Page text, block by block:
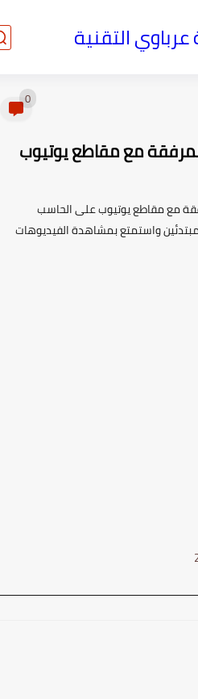
التقنية
مع مقاطع يوتيوب
مقاطع يوتيوب على الحاسب
واستمتع بمشاهدة الفيديوهات